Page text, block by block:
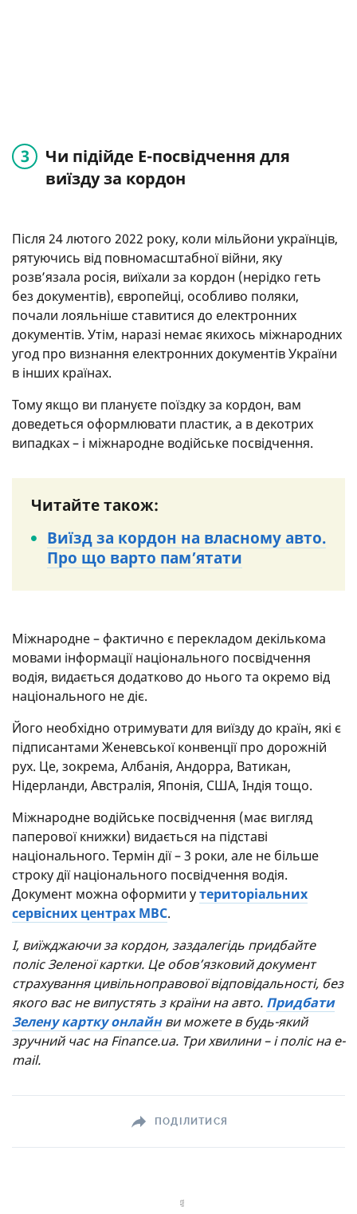
Чи підійде Е-посвідчення для
виїзду за кордон
Після 24 лютого 2022 року, коли мільйони українців,
рятуючись від повномасштабної війни, яку
розв’язала росія, виїхали за кордон (нерідко геть
без документів), європейці, особливо поляки,
почали лояльніше ставитися до електронних
документів. Утім, наразі немає якихось міжнародних
угод про визнання електронних документів України
в інших країнах.
Тому якщо ви плануєте поїздку за кордон, вам
доведеться оформлювати пластик, а в декотрих
випадках – і міжнародне водійське посвідчення.
Читайте також:
Виїзд за кордон на власному авто.
Про що варто пам’ятати
Міжнародне – фактично є перекладом декількома
мовами інформації національного посвідчення
водія, видається додатково до нього та окремо від
національного не діє.
Його необхідно отримувати для виїзду до країн, які є
підписантами Женевської конвенції про дорожній
рух. Це, зокрема, Албанія, Андорра, Ватикан,
Нідерланди, Австралія, Японія, США, Індія тощо.
Міжнародне водійське посвідчення (має вигляд
паперової книжки) видається на підставі
національного. Термін дії – 3 роки, але не більше
строку дії національного посвідчення водія.
Документ можна оформити утериторіальних
сервісних центрах МВС.
І, виїжджаючи за кордон, заздалегідь придбайте
поліс Зеленої картки. Це обов’язковий документ
страхування цивільноправової відповідальності, без
якого вас не випустять з країни на авто. Придбати
Зелену картку онлайнви можете в будь-який
зручний час на Finance.ua. Три хвилини – і поліс на e-
mail.
ПОДІЛИТИСЯ